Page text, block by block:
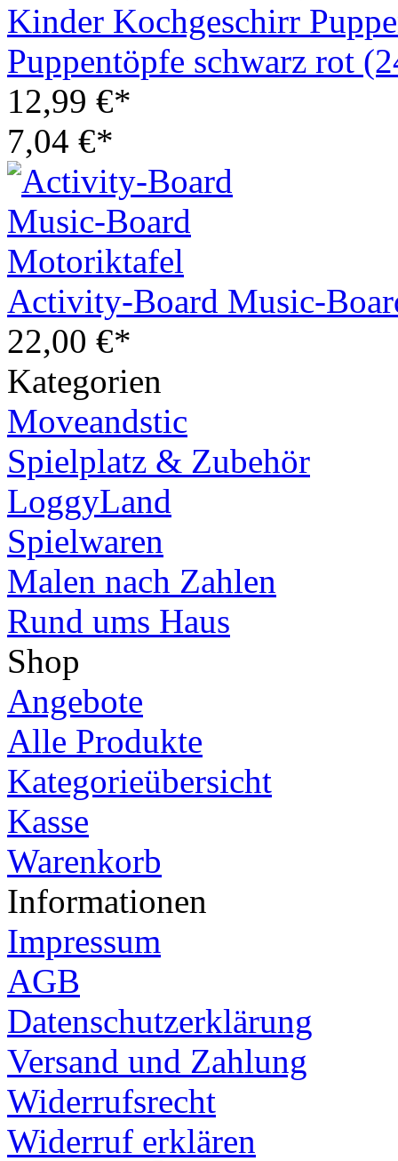
Kinder Kochgeschirr
Puppentöpfe schwarz rot
12,99 €*
7,04 €*
Activity-Board Music-
22,00 €*
Kategorien
Moveandstic
Spielplatz & Zubehör
LoggyLand
Spielwaren
Malen nach Zahlen
Rund ums Haus
Shop
Angebote
Alle Produkte
Kategorieübersicht
Kasse
Warenkorb
Informationen
Impressum
AGB
Datenschutzerklärung
Versand und Zahlung
Widerrufsrecht
Widerruf erklären